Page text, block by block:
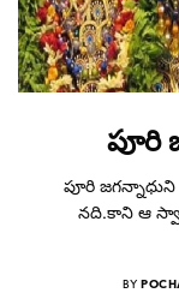
పూరి
పూరి
నది.కాని ఆ
BY